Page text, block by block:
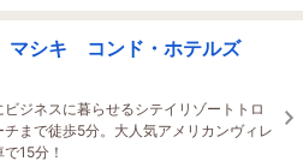
シキ コンド・ホテルズ
ビジネスに暮らせるシテイリゾートトロ
チまで徒歩5分。大人気アメリカンヴィレ
15分！